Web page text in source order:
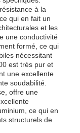
à la
qui en fait un
et les
une conductivité
formé, ce qui
nécessitant
est très pur et
une excellente
soudabilité.
offre une
ce qui en
structurels de